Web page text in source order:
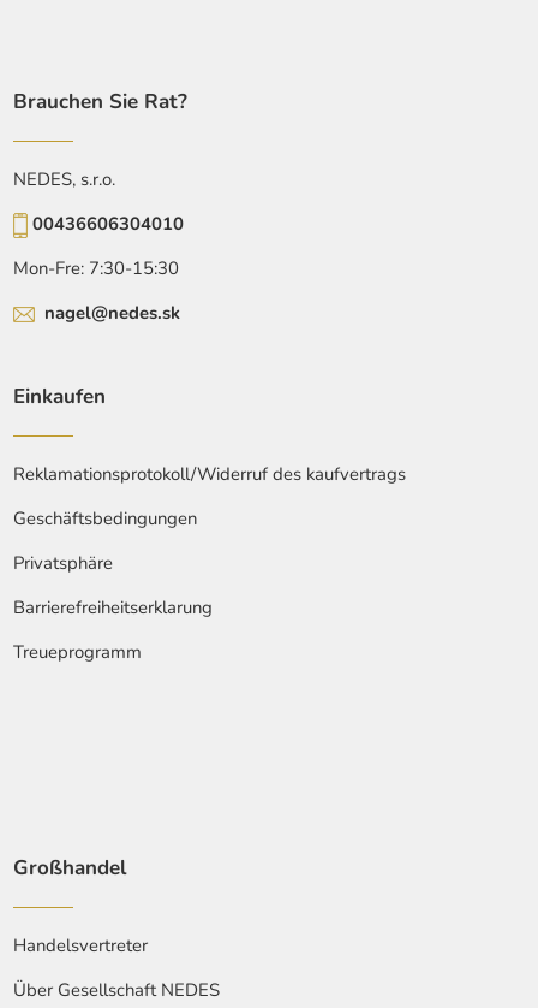
Brauchen Sie Rat?
NEDES, s.r.o.
00436606304010
Mon-Fre: 7:30-15:30
nagel@nedes.sk
Einkaufen
Reklamationsprotokoll/Widerruf des kaufvertrags
Geschäftsbedingungen
Privatsphäre
Barrierefreiheitserklarung
Treueprogramm
Großhandel
Handelsvertreter
Über Gesellschaft NEDES